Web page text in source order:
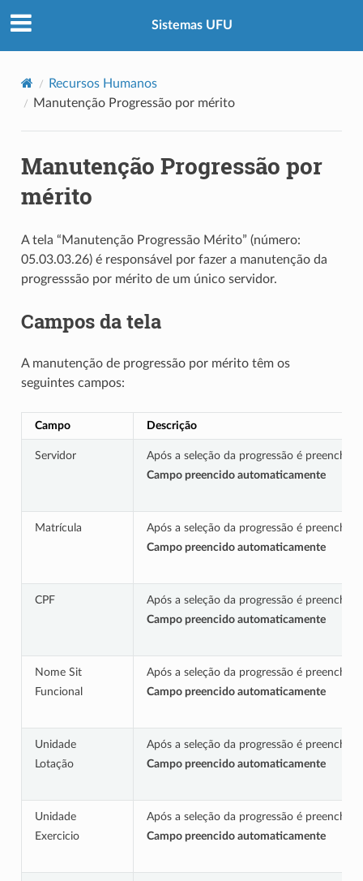
Sistemas UFU
Recursos Humanos
Manutenção Progressão por mérito
Manutenção Progressão por
mérito
A tela “Manutenção Progressão Mérito” (número:
05.03.03.26) é responsável por fazer a manutenção da
progresssão por mérito de um único servidor.
Campos da tela
A manutenção de progressão por mérito têm os
seguintes campos:
Campo Descrição
Servidor
Após a seleção da progressão é
Campo preencido automaticamente
Matrícula
Após a seleção da progressão é
Campo preencido automaticamente
CPF
Após a seleção da progressão é
Campo preencido automaticamente
Nome Sit
Funcional
Após a seleção da progressão é
Campo preencido automaticamente
Unidade
Lotação
Após a seleção da progressão é
Campo preencido automaticamente
Unidade
Exercicio
Após a seleção da progressão é
Campo preencido automaticamente